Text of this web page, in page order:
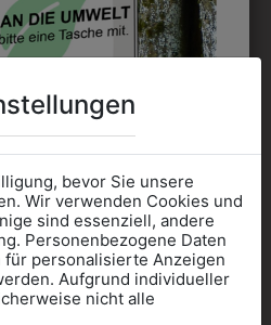
IHNEN
bevor Sie unsere
Wir verwenden Cookies und
sind essenziell, andere
Personenbezogene Daten
personalisierte Anzeigen
Aufgrund individueller
nicht alle
wenn Sie